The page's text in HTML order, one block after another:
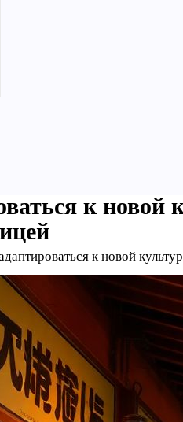
к новой
к новой